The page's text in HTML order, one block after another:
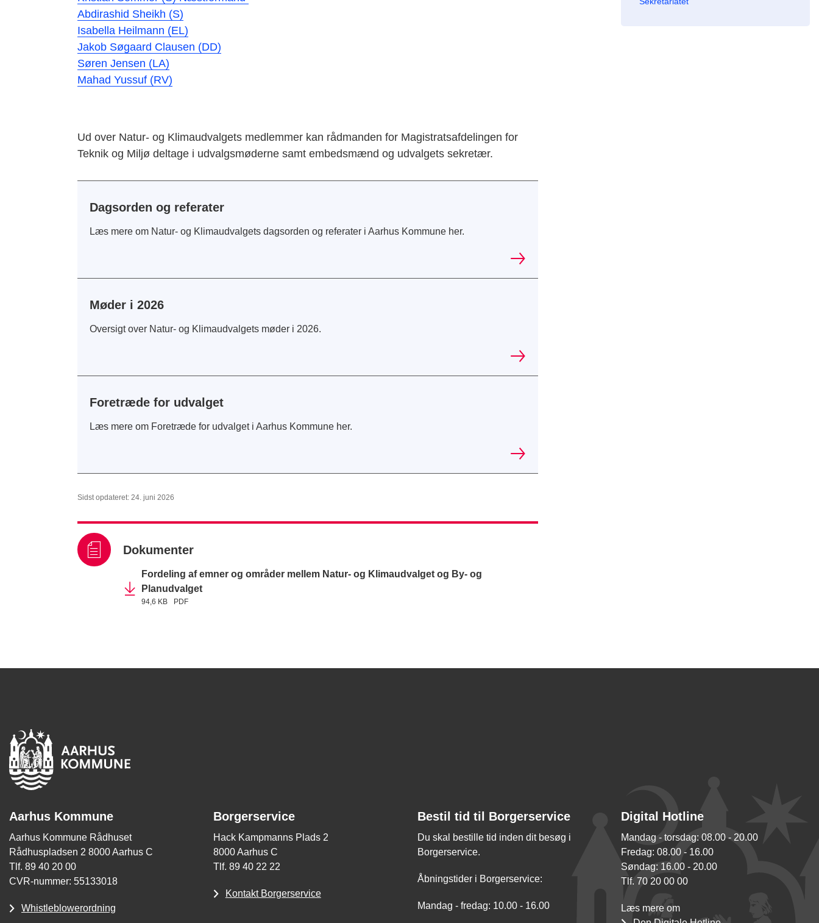
Abdirashid Sheikh (S)
Isabella Heilmann (EL)
Jakob Søgaard Clausen (DD)
Søren Jensen (LA)
Mahad Yussuf (RV)
Ud over Natur- og Klimaudvalgets medlemmer kan rådmanden for Magistratsafdelingen for
Teknik og Miljø deltage i udvalgsmøderne samt embedsmænd og udvalgets sekretær.
Dagsorden og referater
Læs mere om Natur- og Klimaudvalgets dagsorden og referater i Aarhus Kommune her.
Møder i 2026
Oversigt over Natur- og Klimaudvalgets møder i 2026.
Foretræde for udvalget
Læs mere om Foretræde for udvalget i Aarhus Kommune her.
Sidst opdateret: 24. juni 2026
Dokumenter
Fordeling af emner og områder mellem Natur- og Klimaudvalget og By- og
Planudvalget
94,6 KB PDF
Aarhus Kommune
Aarhus Kommune Rådhuset
Rådhuspladsen 2 8000 Aarhus C
Tlf. 89 40 20 00
CVR-nummer: 55133018
Whistleblowerordning
Borgerservice
Hack Kampmanns Plads 2
8000 Aarhus C
Tlf. 89 40 22 22
Kontakt Borgerservice
Bestil tid til Borgerservice
Du skal bestille tid inden dit besøg i
Borgerservice.
Åbningstider i Borgerservice:
Mandag - fredag: 10.00 - 16.00
Digital Hotline
Mandag - torsdag: 08.00 - 20.00
Fredag: 08.00 - 16.00
Søndag: 16.00 - 20.00
Tlf. 70 20 00 00
Læs mere om